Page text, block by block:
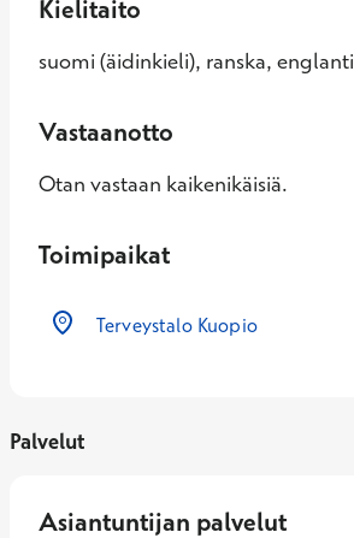
Kielitaito
suomi (äidinkieli), ranska, englanti
Vastaanotto
Otan vastaan kaikenikäisiä.
Toimipaikat
Terveystalo Kuopio
Palvelut
Asiantuntijan palvelut